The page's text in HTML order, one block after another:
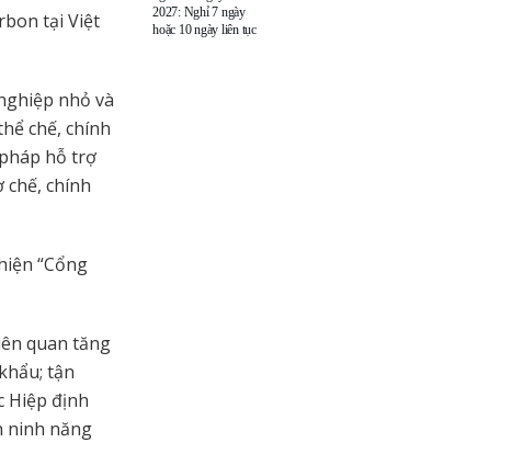
tại Việt
nhỏ và
chế, chính
hỗ trợ
chính
“Cổng
quan tăng
tận
Hiệp định
ninh năng
2027: Nghỉ 7 ngày
hoặc 10 ngày liên tục